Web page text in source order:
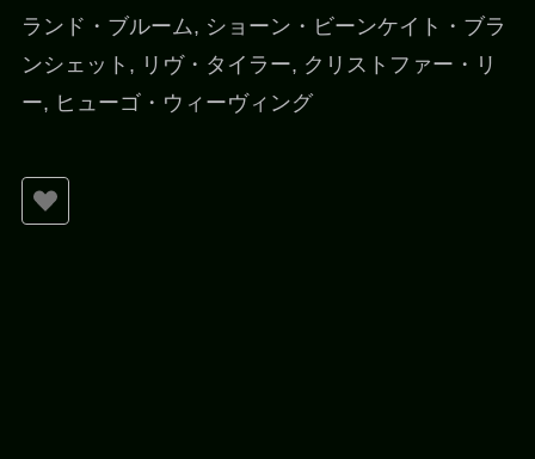
ランド・ブルーム, ショーン・ビーンケイト・ブラ
ンシェット, リヴ・タイラー, クリストファー・リ
ー, ヒューゴ・ウィーヴィング